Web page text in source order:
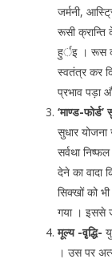
जर्मनी,
रूसी क्रान्ति
हुर्इ । रूस
स्वतंत्र कर
प्रभाव पड़ा
‘माण्ड-
सुधार
सर्वथा
देने का वादा
सिक्खों को
गया । इससे
मूल्य -वृृद्धि-
। उस पर